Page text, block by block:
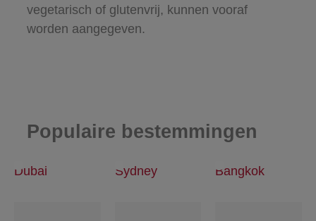
vegetarisch of glutenvrij, kunnen vooraf
worden aangegeven.
Populaire bestemmingen
Dubai Sydney Bangkok